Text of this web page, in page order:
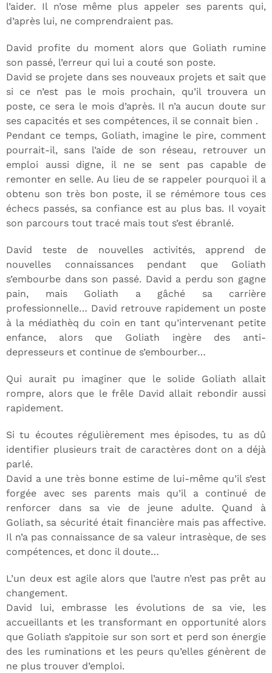
l’aider. Il n’ose même plus appeler ses parents qui,
d’après lui, ne comprendraient pas.
David profite du moment alors que Goliath rumine
son passé, l’erreur qui lui a couté son poste.
David se projete dans ses nouveaux projets et sait que
si ce n’est pas le mois prochain, qu’il trouvera un
poste, ce sera le mois d’après. Il n’a aucun doute sur
ses capacités et ses compétences, il se connait bien .
Pendant ce temps, Goliath, imagine le pire, comment
pourrait-il, sans l’aide de son réseau, retrouver un
emploi aussi digne, il ne se sent pas capable de
remonter en selle. Au lieu de se rappeler pourquoi il a
obtenu son très bon poste, il se rémémore tous ces
échecs passés, sa confiance est au plus bas. Il voyait
son parcours tout tracé mais tout s’est ébranlé.
David teste de nouvelles activités, apprend de
nouvelles connaissances pendant que Goliath
s’embourbe dans son passé. David a perdu son gagne
pain, mais Goliath a gâché sa carrière
professionnelle… David retrouve rapidement un poste
à la médiathèq du coin en tant qu’intervenant petite
enfance, alors que Goliath ingère des anti-
depresseurs et continue de s’embourber…
Qui aurait pu imaginer que le solide Goliath allait
rompre, alors que le frêle David allait rebondir aussi
rapidement.
Si tu écoutes régulièrement mes épisodes, tu as dû
identifier plusieurs trait de caractères dont on a déjà
parlé.
David a une très bonne estime de lui-même qu’il s’est
forgée avec ses parents mais qu’il a continué de
renforcer dans sa vie de jeune adulte. Quand à
Goliath, sa sécurité était financière mais pas affective.
Il n’a pas connaissance de sa valeur intrasèque, de ses
compétences, et donc il doute…
L’un deux est agile alors que l’autre n’est pas prêt au
changement.
David lui, embrasse les évolutions de sa vie, les
accueillants et les transformant en opportunité alors
que Goliath s’appitoie sur son sort et perd son énergie
des les ruminations et les peurs qu’elles génèrent de
ne plus trouver d’emploi.